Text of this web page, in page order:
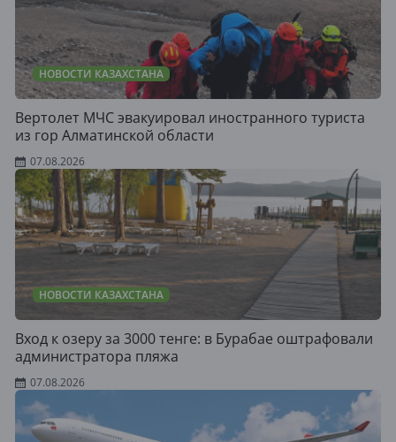
НОВОСТИ КАЗАХСТАНА
Вертолет МЧС эвакуировал иностранного туриста
из гор Алматинской области
07.08.2026
НОВОСТИ КАЗАХСТАНА
Вход к озеру за 3000 тенге: в Бурабае оштрафовали
администратора пляжа
07.08.2026